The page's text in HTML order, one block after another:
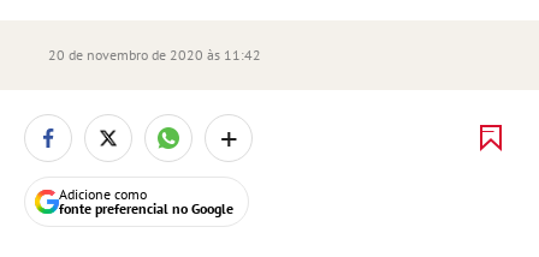
20 de novembro de 2020 às 11:42
+
Adicione como
fonte preferencial no Google